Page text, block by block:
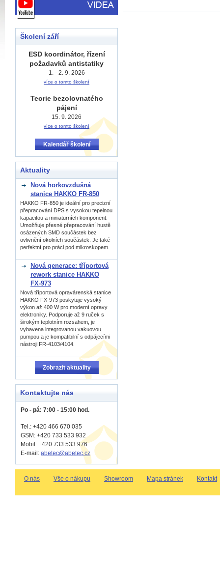
Školení září
ESD koordinátor, řízení
požadavků antistatiky
1. - 2. 9. 2026
více o tomto školení
Teorie bezolovnatého
pájení
15. 9. 2026
více o tomto školení
Kalendář školení
Aktuality
Nová horkovzdušná
stanice HAKKO FR-850
HAKKO FR-850 je ideální pro precizní
přepracování DPS s vysokou tepelnou
kapacitou a miniaturních komponent.
Umožňuje přesné přepracování hustě
osázených SMD součástek bez
ovlivnění okolních součástek. Je také
perfektní pro práci pod mikroskopem.
Nová generace: tříportová
rework stanice HAKKO
FX-973
Nová tříportová opravárenská stanice
HAKKO FX-973 poskytuje vysoký
výkon až 400 W pro moderní opravy
elektroniky. Podporuje až 9 ruček s
širokým teplotním rozsahem, je
vybavena integrovanou vakuovou
pumpou a je kompatibilní s odpájecími
nástroji FR-4103/4104.
Zobrazit aktuality
Kontaktujte nás
Po - pá: 7:00 - 15:00 hod.
Tel.: +420 466 670 035
GSM: +420 733 533 932
Mobil: +420 733 533 976
E-mail: abetec@abetec.cz
O nás Vše o nákupu Showroom Mapa stránek Kontakt